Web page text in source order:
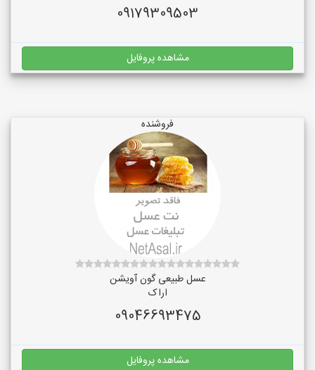
09179309503
مشاهده پروفایل
فروشنده
عسل طبیعی گون آویشن
اراک
09046693475
مشاهده پروفایل